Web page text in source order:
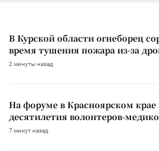
В Курской области огнеборец
время тушения пожара из-за
2 минуты назад
На форуме в Красноярском крае
десятилетия волонтеров-
7 минут назад